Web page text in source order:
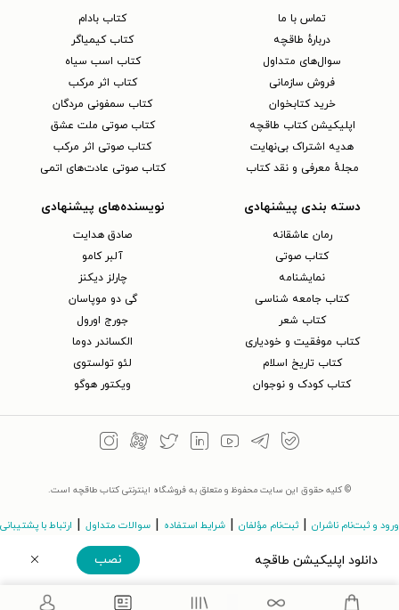
دانلود اپلیکیشن طاقچه نصب
تماس با ما
دربارهٔ طاقچه
سوال‌های متداول
فروش سازمانی
خرید کتابخوان
اپلیکیشن کتاب طاقچه
هدیه اشتراک بی‌نهایت
مجلهٔ معرفی و نقد کتاب
کتاب بادام
کتاب کیمیاگر
کتاب اسب سیاه
کتاب اثر مرکب
کتاب سمفونی مردگان
کتاب صوتی ملت عشق
کتاب صوتی اثر مرکب
کتاب صوتی عادت‌های اتمی
دسته بندی پیشنهادی
رمان عاشقانه
کتاب‌ صوتی
نمایشنامه
کتاب جامعه شناسی
کتاب شعر
کتاب موفقیت و خودیاری
کتاب تاریخ اسلام
کتاب کودک و نوجوان
نویسنده‌های پیشنهادی
صادق هدایت
آلبر کامو
چارلز دیکنز
گی دو موپاسان
جورج اورول
الکساندر دوما
لئو تولستوی
ویکتور هوگو
© کلیه حقوق این سایت محفوظ و متعلق به فروشگاه اینترنتی کتاب طاقچه است.
ورود و ثبت‌نام ناشران | ثبت‌نام مؤلفان | شرایط استفاده | سوالات متداول | ارتباط با پشتیبانی
©Taaghche.com 3.243.11